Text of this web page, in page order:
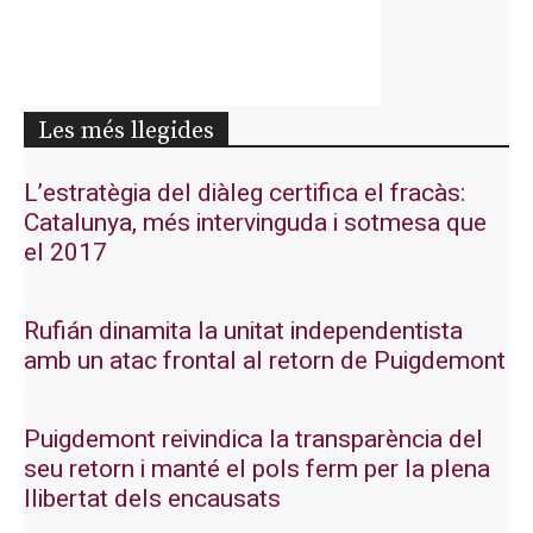
Les més llegides
L’estratègia del diàleg certifica el fracàs:
Catalunya, més intervinguda i sotmesa que
el 2017
Rufián dinamita la unitat independentista
amb un atac frontal al retorn de Puigdemont
Puigdemont reivindica la transparència del
seu retorn i manté el pols ferm per la plena
llibertat dels encausats